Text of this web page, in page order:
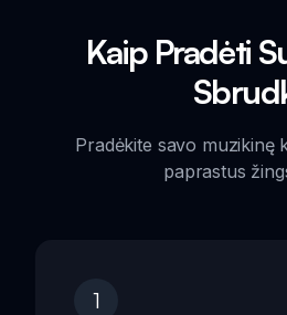
Kaip Pradėti
Pradėkite savo muzikinę
paprastus
1